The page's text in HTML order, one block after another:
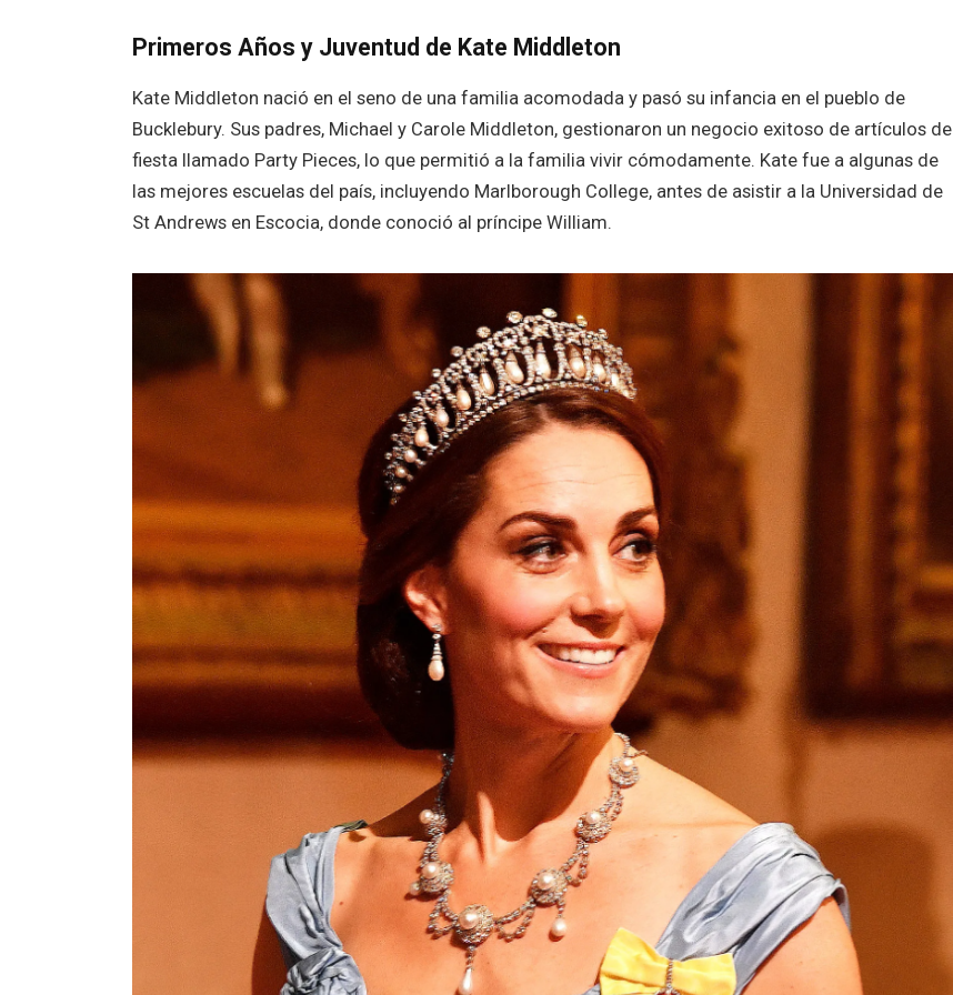
Primeros Años y Juventud de Kate Middleton
Kate Middleton nació en el seno de una familia acomodada y pasó su infancia en el pueblo de
Bucklebury. Sus padres, Michael y Carole Middleton, gestionaron un negocio exitoso de artículos de
fiesta llamado Party Pieces, lo que permitió a la familia vivir cómodamente. Kate fue a algunas de
las mejores escuelas del país, incluyendo Marlborough College, antes de asistir a la Universidad de
St Andrews en Escocia, donde conoció al príncipe William.